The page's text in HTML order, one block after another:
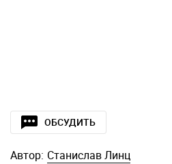
ОБСУДИТЬ
Автор: Станислав Линц